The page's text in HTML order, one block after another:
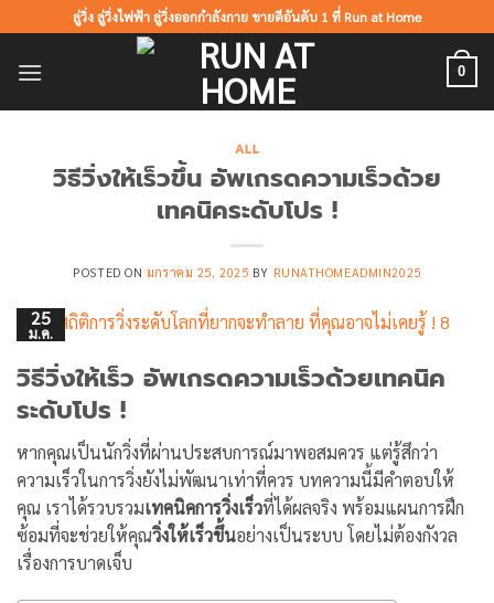
ไป
ลู่วิ่ง ลู่วิ่งไฟฟ้า ลู่วิ่งออกกำลังกาย ขายดีอันดับ 1 ที่ Run at Home
0
ALL
วิธีวิ่งให้เร็วขึ้น อัพเกรดความเร็วด้วย
เทคนิคระดับโปร !
POSTED ON มกราคม 25, 2025 BY RUNATHOMEADMIN2025
25
ม.ค.
วิธีวิ่งให้เร็ว อัพเกรดความเร็วด้วยเทคนิค
ระดับโปร !
หากคุณเป็นนักวิ่งที่ผ่านประสบการณ์มาพอสมควร แต่รู้สึกว่า
ความเร็วในการวิ่งยังไม่พัฒนาเท่าที่ควร บทความนี้มีคำตอบให้
คุณ เราได้รวบรวมเทคนิคการวิ่งเร็วที่ได้ผลจริง พร้อมแผนการฝึก
ซ้อมที่จะช่วยให้คุณวิ่งให้เร็วขึ้นอย่างเป็นระบบ โดยไม่ต้องกังวล
เรื่องการบาดเจ็บ